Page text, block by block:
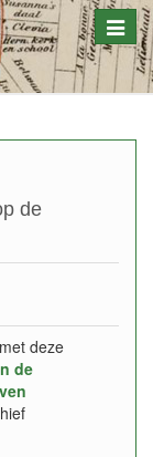
Toggle
de
deze
de